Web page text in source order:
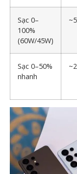
Sạc 0–
100%
(60W/45W)
Sạc 0–50%
nhanh